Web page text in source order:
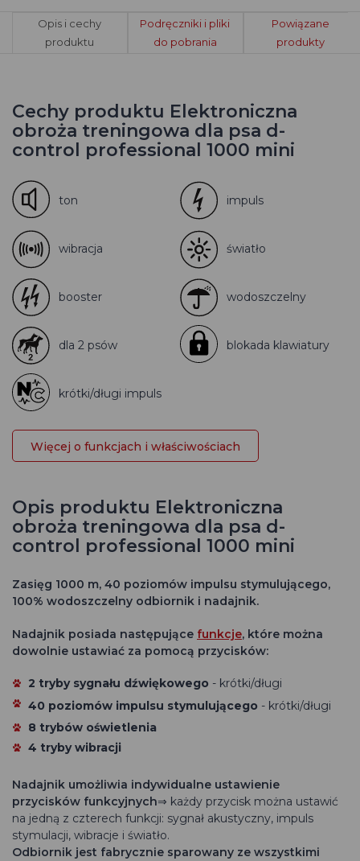
Opis i cechy
produktu
Podręczniki i pliki
do pobrania
Powiązane
produkty
Cechy produktu Elektroniczna
obroża treningowa dla psa d-
control professional 1000 mini
ton impuls
wibracja światło
booster wodoszczelny
dla 2 psów blokada klawiatury
krótki/długi impuls
Więcej o funkcjach i właściwościach
Opis produktu Elektroniczna
obroża treningowa dla psa d-
control professional 1000 mini
Zasięg 1000 m, 40 poziomów impulsu stymulującego,
100% wodoszczelny odbiornik i nadajnik.
Nadajnik posiada następujące funkcje, które można
dowolnie ustawiać za pomocą przycisków:
2 tryby sygnału dźwiękowego - krótki/długi
40 poziomów impulsu stymulującego - krótki/długi
8 trybów oświetlenia
4 tryby wibracji
Nadajnik umożliwia indywidualne ustawienie
przycisków funkcyjnych⇒ każdy przycisk można ustawić
na jedną z czterech funkcji: sygnał akustyczny, impuls
stymulacji, wibracje i światło.
Odbiornik jest fabrycznie sparowany ze wszystkimi